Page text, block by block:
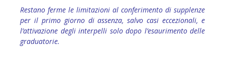
Restano ferme le limitazioni al conferimento di supplenze
per il primo giorno di assenza, salvo casi eccezionali, e
l’attivazione degli interpelli solo dopo l’esaurimento delle
graduatorie.